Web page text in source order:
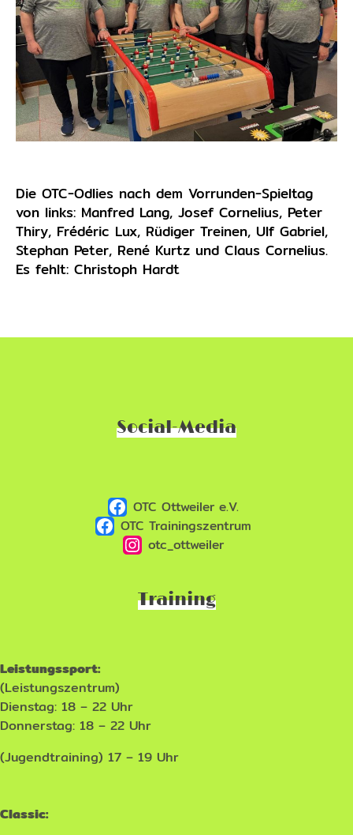
Die OTC-Odlies nach dem Vorrunden-Spieltag
von links: Manfred Lang, Josef Cornelius, Peter
Thiry, Frédéric Lux, Rüdiger Treinen, Ulf Gabriel,
Stephan Peter, René Kurtz und Claus Cornelius.
Es fehlt: Christoph Hardt
Social-Media
OTC Ottweiler e.V.
OTC Trainingszentrum
otc_ottweiler
Training
Leistungssport:
(Leistungszentrum)
Dienstag: 18 – 22 Uhr
Donnerstag: 18 – 22 Uhr
(Jugendtraining) 17 – 19 Uhr
Classic: